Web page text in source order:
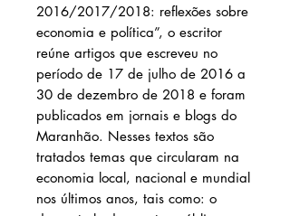
2016/2017/2018: reflexões sobre
economia e política”, o escritor
reúne artigos que escreveu no
período de 17 de julho de 2016 a
30 de dezembro de 2018 e foram
publicados em jornais e blogs do
Maranhão. Nesses textos são
tratados temas que circularam na
economia local, nacional e mundial
nos últimos anos, tais como: o